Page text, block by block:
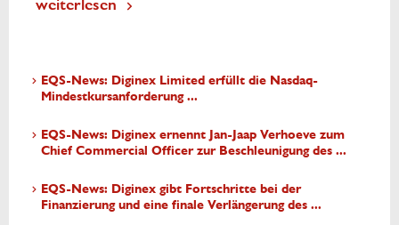
EQS-News: Diginex Limited erfüllt die Nasdaq-
Mindestkursanforderung ...
EQS-News: Diginex ernennt Jan-Jaap Verhoeve zum
Chief Commercial Officer zur Beschleunigung des ...
EQS-News: Diginex gibt Fortschritte bei der
Finanzierung und eine finale Verlängerung des ...